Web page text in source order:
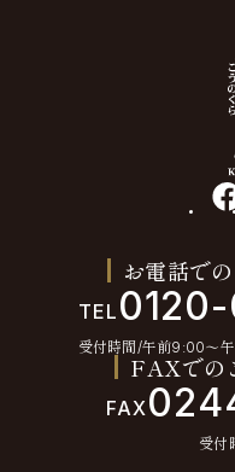
お電話で
TEL
受付時間/午前9:00〜
FAXでの
FAX
受付